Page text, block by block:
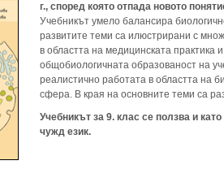
г., според която отпада новото
Учебникът умело балансира
развитите теми са илюстрирани с
в областта на медицинската практика
общобиологичната образованост на
реалистично работата в областта на
сфера. В края на основните теми са
Учебникът за 9. клас се ползва и
чужд език.